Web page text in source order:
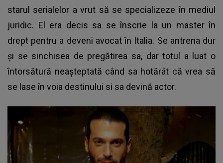
starul serialelor a vrut să se specializeze în mediul
juridic. El era decis sa se înscrie la un master în
drept pentru a deveni avocat în Italia. Se antrena dur
și se sinchisea de pregătirea sa, dar totul a luat o
întorsătură neaşteptată când sa hotărât că vrea să
se lase în voia destinului si sa devină actor.